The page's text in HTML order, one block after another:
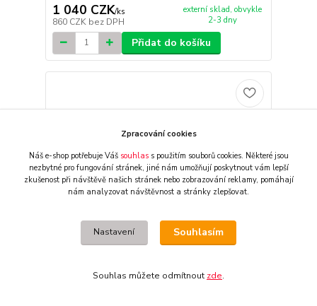
1 040 CZK/ks
860 CZK bez DPH
externí sklad, obvykle
2-3 dny
Přidat do košíku
Zpracování cookies
Náš e-shop potřebuje Váš souhlass použitím souborů cookies. Některé jsou
nezbytné pro fungování stránek, jiné nám umožňují poskytnout vám lepší
zkušenost při návštěvě našich stránek nebo zobrazování reklamy, pomáhají
nám analyzovat návštěvnost a stránky zlepšovat.
Nastavení Souhlasím
Souhlas můžete odmítnout zde.